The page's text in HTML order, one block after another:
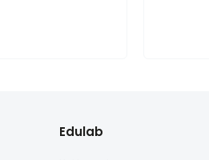
Edulab